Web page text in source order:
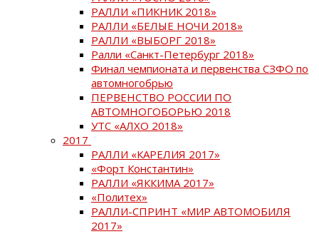
РАЛЛИ «ПИКНИК 2018»
РАЛЛИ «БЕЛЫЕ НОЧИ 2018»
РАЛЛИ «ВЫБОРГ 2018»
Ралли «Санкт-Петербург 2018»
Финал чемпионата и первенства СЗФО по
автомногобрью
ПЕРВЕНСТВО РОССИИ ПО
АВТОМНОГОБОРЬЮ 2018
УТС «АЛХО 2018»
2017
РАЛЛИ «КАРЕЛИЯ 2017»
«Форт Константин»
РАЛЛИ «ЯККИМА 2017»
«Политех»
РАЛЛИ-СПРИНТ «МИР АВТОМОБИЛЯ
2017»